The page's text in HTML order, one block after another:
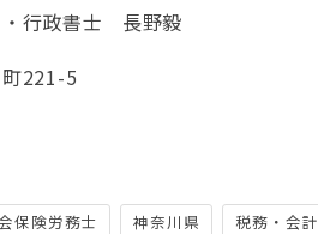
行政書士
長野毅
221-5
保険労務士 神奈川県 税務・会計